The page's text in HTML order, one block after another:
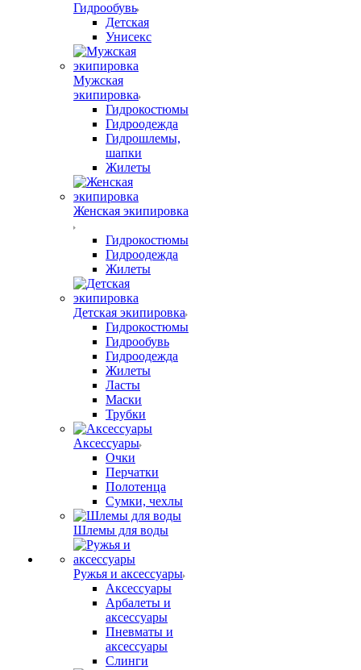
Гидрообувь
Детская
Унисекс
Мужская
экипировка
Гидрокостюмы
Гидроодежда
Гидрошлемы,
шапки
Жилеты
Женская экипировка
Гидрокостюмы
Гидроодежда
Жилеты
Детская экипировка
Гидрокостюмы
Гидрообувь
Гидроодежда
Жилеты
Ласты
Маски
Трубки
Аксессуары
Очки
Перчатки
Полотенца
Сумки, чехлы
Шлемы для воды
Ружья и аксессуары
Аксессуары
Арбалеты и
аксессуары
Пневматы и
аксессуары
Слинги